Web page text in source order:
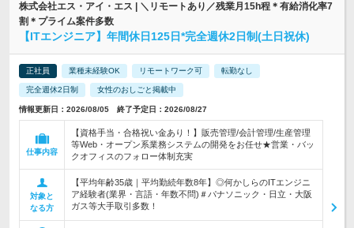
株式会社エス・アイ・エス | ＼リモートあり／残業月15h程＊有給消化率7
割＊プライム案件多数
【ITエンジニア】年間休日125日*完全週休2日制(土日祝休)
正社員 業種未経験OK リモートワーク可 転勤なし
完全週休2日制 女性のおしごと掲載中
情報更新日：2026/08/05 終了予定日：2026/08/27
仕事内容
【資格手当・合格祝い金あり！】販売管理/会計管理/生産管理
等Web・オープン系業務システムの開発をお任せ★営業・バッ
クオフィスのフォロー体制充実
対象と
なる方
【平均年齢35歳｜平均勤続年数8年】◎何かしらのITエンジニ
ア経験者(業界・言語・年数不問)＃パナソニック・日立・大阪
ガス等大手取引多数！